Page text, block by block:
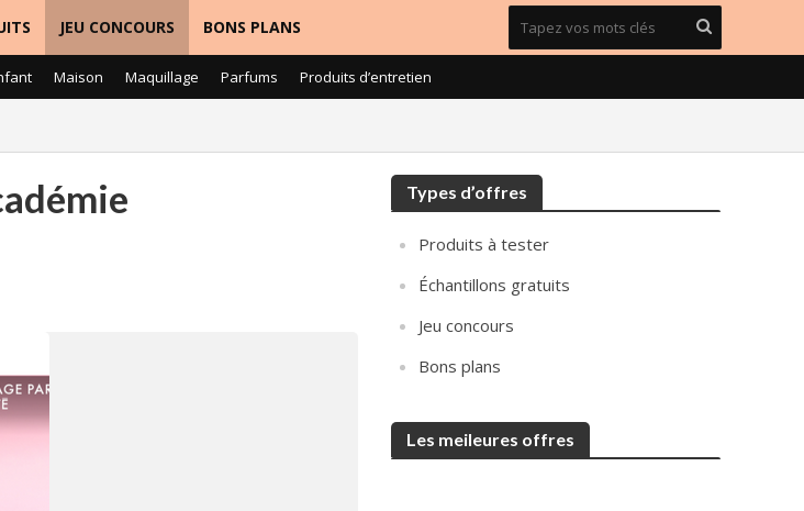
JEU CONCOURS BONS PLANS
Maison Maquillage Parfums Produits d’entretien
Types d’offres
Produits à tester
Échantillons gratuits
Jeu concours
Bons plans
Les meileures offres